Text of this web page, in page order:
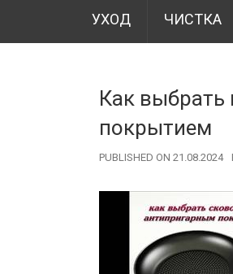
УХОД ЧИСТКА
Как выбрать
покрытием
PUBLISHED ON 21.08.2024